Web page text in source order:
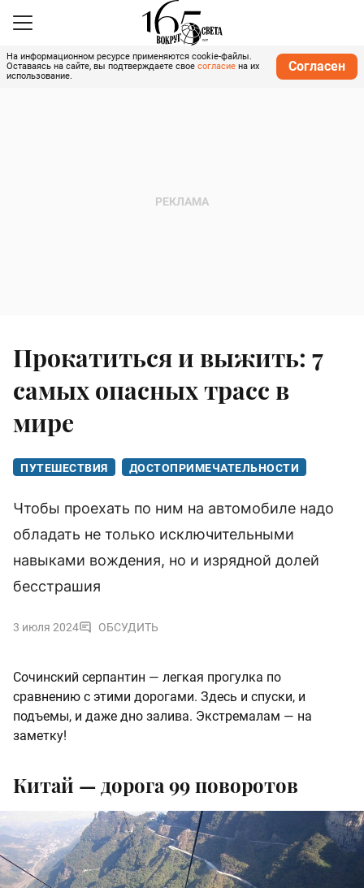
На информационном ресурсе применяются cookie-файлы.
Оставаясь на сайте, вы подтверждаете свое согласие на их
использование.
Согласен
Прокатиться и выжить: 7
самых опасных трасс в
мире
ПУТЕШЕСТВИЯ ДОСТОПРИМЕЧАТЕЛЬНОСТИ
Чтобы проехать по ним на автомобиле надо
обладать не только исключительными
навыками вождения, но и изрядной долей
бесстрашия
3 июля 2024 ОБСУДИТЬ
Сочинский серпантин — легкая прогулка по
сравнению с этими дорогами. Здесь и спуски, и
подъемы, и даже дно залива. Экстремалам — на
заметку!
Китай — дорога 99 поворотов